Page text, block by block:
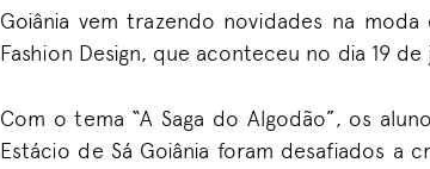
Goiânia vem trazendo novidades na
Fashion Design, que aconteceu no dia 19 de
Com o tema “A Saga do Algodão”, os
Estácio de Sá Goiânia foram desafiados a